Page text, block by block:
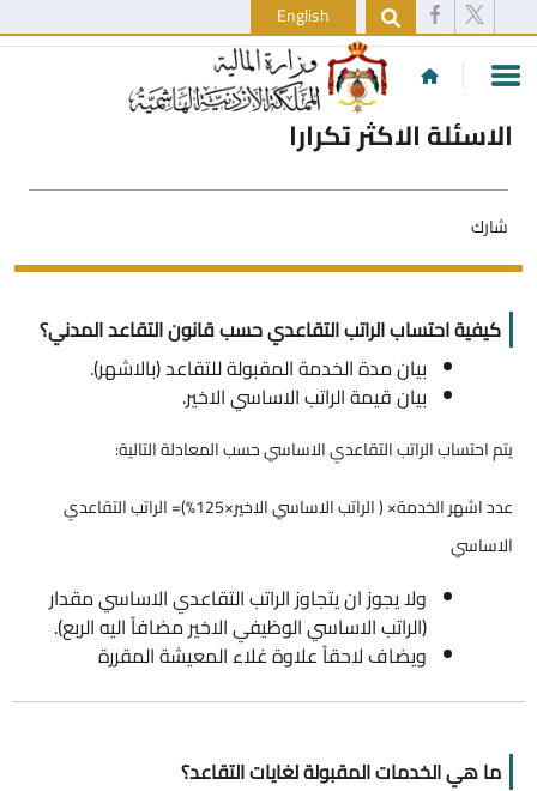
English
الاسئلة الاكثر تكرارا
شارك
كيفية احتساب الراتب التقاعدي حسب قانون التقاعد المدني؟
بيان مدة الخدمة المقبولة للتقاعد (بالاشهر).
بيان قيمة الراتب الاساسي الاخير.
يتم احتساب الراتب التقاعدي الاساسي حسب المعادلة التالية:
عدد اشهر الخدمة× ( الراتب الاساسي الاخير×125%)= الراتب التقاعدي
الاساسي
ولا يجوز ان يتجاوز الراتب التقاعدي الاساسي مقدار
(الراتب الاساسي الوظيفي الاخير مضافاً اليه الربع).
ويضاف لاحقاً علاوة غلاء المعيشة المقررة
ما هي الخدمات المقبولة لغايات التقاعد؟